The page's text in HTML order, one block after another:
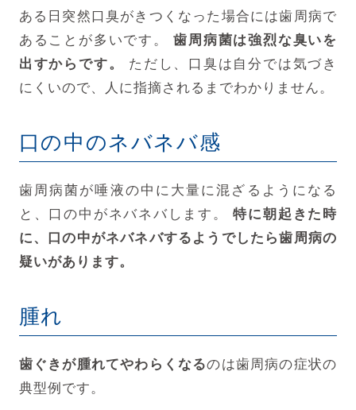
ある日突然口臭がきつくなった場合には歯周病で
あることが多いです。
歯周病菌は強烈な臭いを
出すからです。
ただし、口臭は自分では気づき
にくいので、人に指摘されるまでわかりません。
口の中のネバネバ感
歯周病菌が唾液の中に大量に混ざるようになる
と、口の中がネバネバします。
特に朝起きた時
に、口の中がネバネバするようでしたら歯周病の
疑いがあります。
腫れ
歯ぐきが腫れてやわらくなるのは歯周病の症状の
典型例です。